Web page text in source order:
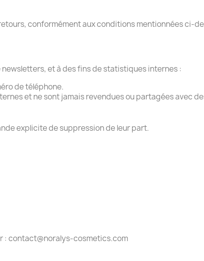
conformément aux conditions mentionnées ci-
newsletters, et à des fins de statistiques internes :
de téléphone.
et ne sont jamais revendues ou partagées avec
explicite de suppression de leur part.
: contact@noralys-cosmetics.com